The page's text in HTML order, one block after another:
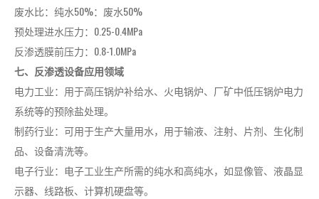
废水比：纯水50%：废水50%
预处理进水压力：0.25-0.4MPa
反渗透膜前压力：0.8-1.0MPa
七、反渗透设备应用领域
电力工业：用于高压锅炉补给水、火电锅炉、厂矿中低压锅炉电力
系统等的预除盐处理。
制药行业：可用于生产大量用水，用于输液、注射、片剂、生化制
品、设备清洗等。
电子行业：电子工业生产所需的纯水和高纯水，如显像管、液晶显
示器、线路板、计算机硬盘等。